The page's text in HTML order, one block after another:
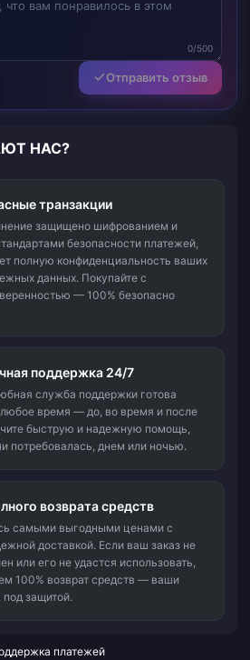
0/500
Отправить отзыв
НАС?
транзакции
защищено шифрованием и
безопасности платежей,
полную конфиденциальность ваших
данных. Покупайте с
— 100% безопасно
поддержка 24/7
служба поддержки готова
время — до, во время и после
быструю и надежную помощь,
потребовалась, днем или ночью.
возврата средств
самыми выгодными ценами с
доставкой. Если ваш заказ не
или его не удастся использовать,
100% возврат средств — ваши
под защитой.
платежей